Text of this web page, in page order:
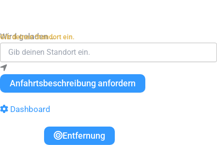
Wird geladen …
Gib deinen Standort ein.
Anfahrtsbeschreibung anfordern
Dashboard
Entfernung